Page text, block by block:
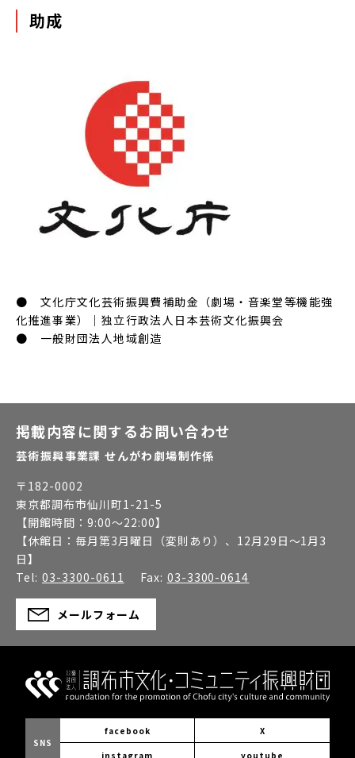
助成
● 文化庁文化芸術振興費補助金（劇場・音楽堂等機能強
化推進事業）｜独立行政法人日本芸術文化振興会
● 一般財団法人地域創造
掲載内容に関するお問い合わせ
芸術振興事業課 せんがわ劇場制作係
〒 182-0002
東京都調布市仙川町1-21-5
【開館時間： 9:00～22:00】
【休館日： 毎月第3月曜日（変則あり）、12月29日～1月3
日】
Tel: 03-3300-0611 Fax: 03-3300-0614
メールフォーム
SNS
facebook X
instagram youtube